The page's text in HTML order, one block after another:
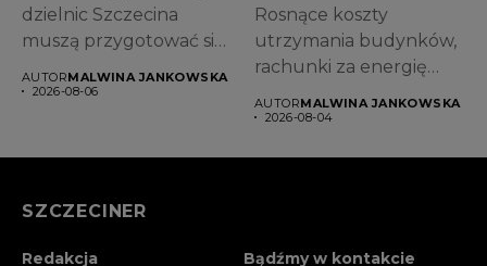
dzielnic Szczecina
muszą przygotować się
Od 7...
AUTORMALWINA JANKOWSKA
2026-08-06
Rosnące koszty
utrzymania budynków,
rachunki za energię
dostosowania się do...
AUTORMALWINA JANKOWSKA
2026-08-04
SZCZECINER
Redakcja Bądźmy w kontakcie